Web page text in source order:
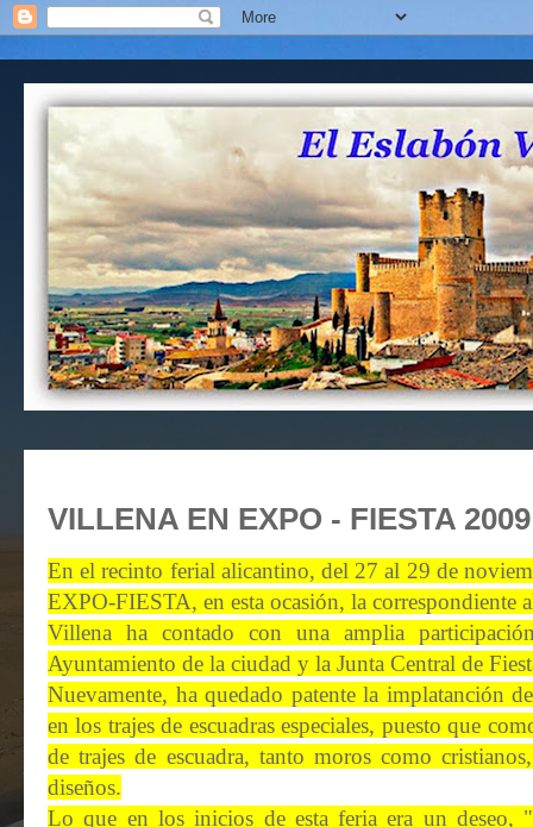
VILLENA EN EXPO - FIESTA 2009
En el recinto ferial alicantino, del 27 al 29 de
EXPO-FIESTA, en esta ocasión, la correspondiente
Villena ha contado con una amplia
Ayuntamiento de la ciudad y la Junta Central de
Nuevamente, ha quedado patente la implatanción
en los trajes de escuadras especiales, puesto que
de trajes de escuadra, tanto moros como
diseños.
Lo que en los inicios de esta feria era un